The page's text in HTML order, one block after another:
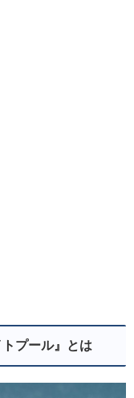
トプール』とは